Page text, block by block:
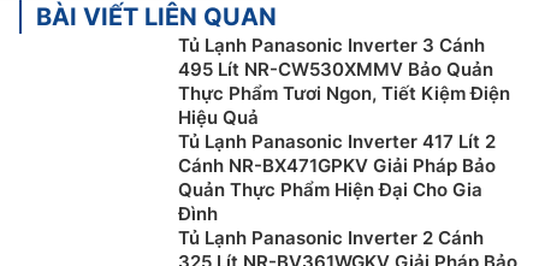
BÀI VIẾT LIÊN QUAN
Tủ Lạnh Panasonic Inverter 3 Cánh
495 Lít NR-CW530XMMV Bảo Quản
Thực Phẩm Tươi Ngon, Tiết Kiệm Điện
Hiệu Quả
Tủ Lạnh Panasonic Inverter 417 Lít 2
Cánh NR-BX471GPKV Giải Pháp Bảo
Quản Thực Phẩm Hiện Đại Cho Gia
Đình
Tủ Lạnh Panasonic Inverter 2 Cánh